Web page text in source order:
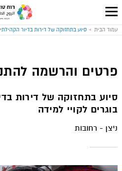
עבור
לעמוד
טובה
עמוד הבית סיוע בתחזוקה של דירות בדיור
פרטים והרשמה
סיוע בתחזוקה של דירות
בוגרים לקויי למידה
ניצן - רחובות